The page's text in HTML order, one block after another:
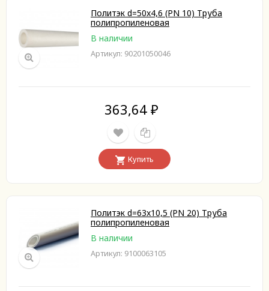
Политэк d=50x4,6 (PN 10) Труба
полипропиленовая
В наличии
Артикул: 90201050046
363,64 ₽
Купить
Политэк d=63x10,5 (PN 20) Труба
полипропиленовая
В наличии
Артикул: 9100063105